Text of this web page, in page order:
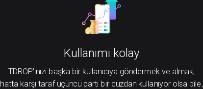
Kullanımı kolay
TDROP'ınızı başka bir kullanıcıya göndermek ve almak,
hatta karşı taraf üçüncü parti bir cüzdan kullanıyor olsa bile,